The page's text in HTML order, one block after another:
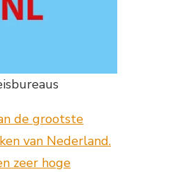
de grootste
van Nederland.
zeer hoge